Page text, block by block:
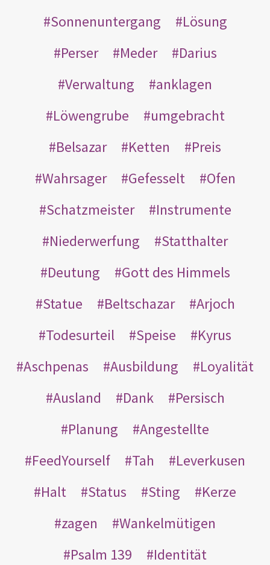
Sonnenuntergang
Lösung
Perser
Meder
Darius
Verwaltung
anklagen
Löwengrube
umgebracht
Belsazar
Ketten
Preis
Wahrsager
Gefesselt
Ofen
Schatzmeister
Instrumente
Niederwerfung
Statthalter
Deutung
Gott des Himmels
Statue
Beltschazar
Arjoch
Todesurteil
Speise
Kyrus
Aschpenas
Ausbildung
Loyalität
Ausland
Dank
Persisch
Planung
Angestellte
FeedYourself
Tah
Leverkusen
Halt
Status Sting
Kerze
zagen
Wankelmütigen
Psalm 139
Identität